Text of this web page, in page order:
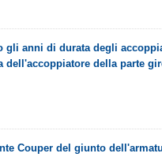
gli anni di durata degli
dell'accoppiatore della parte
Couper del giunto